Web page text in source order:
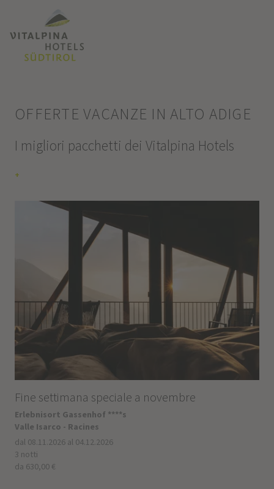
OFFERTE VACANZE IN ALTO ADIGE
I migliori pacchetti dei Vitalpina Hotels
+
Fine settimana speciale a novembre
Erlebnisort Gassenhof ****s
Valle Isarco - Racines
dal 08.11.2026 al 04.12.2026
3 notti
da 630,00 €